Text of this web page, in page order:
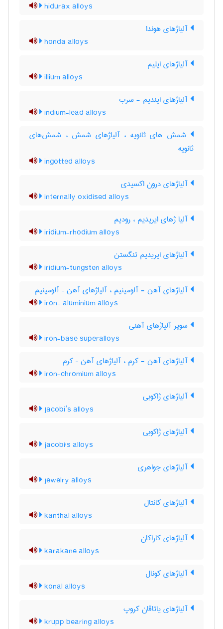
hidurax alloys
آلیاژهای هوندا
honda alloys
آلیاژهای ایلیم
illium alloys
آلیاژهای ایندیم - سرب
indium-lead alloys
شمش های ثانویه ، آلیاژهای شمش ، شمش‌های
ثانویه
ingotted alloys
آلیاژهای درون اکسیدی
internally oxidised alloys
آلیا ژهای ایریدیم ، رودیم
iridium-rhodium alloys
آلیاژهای ایریدیم تنگستن
iridium-tungsten alloys
آلیاژهای آهن - آلومینیم ، آلیاژهای آهن – آلومینیم
iron- aluminium alloys
سوپر آلیاژهای آهنی
iron-base superalloys
آلیاژهای آهن - کرم ، آلیاژهای آهن – کرم
iron-chromium alloys
آلیاژهای ژاکوبی
jacobi’s alloys
آلیاژهای ژاکوبی
jacobi's alloys
آلیاژهای جواهری
jewelry alloys
آلیاژهای کانتال
kanthal alloys
آلیاژهای کاراکان
karakane alloys
آلیاژهای کونال
konal alloys
آلیاژهای یاتاقان کروپ
krupp bearing alloys